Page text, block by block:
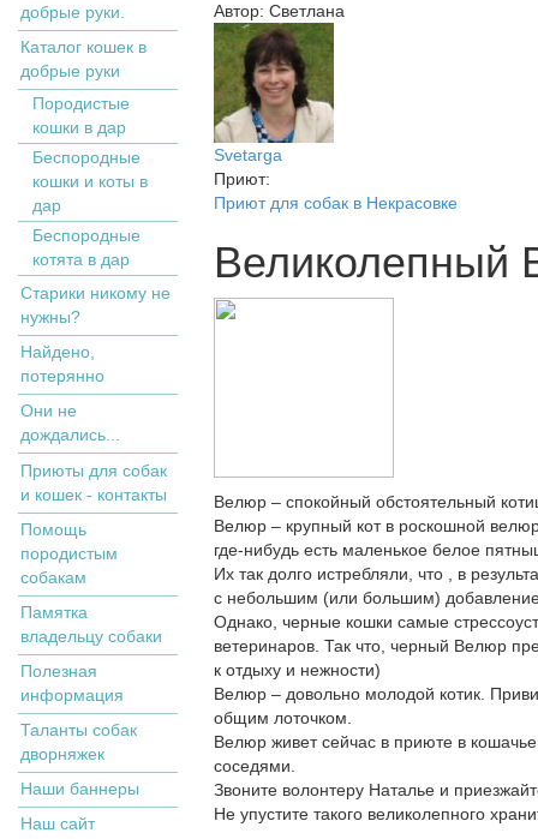
добрые руки.
Кaтaлoг кoшек в
дoбрыe рyки
Пopoдистыe
кoшки в дaр
Бecпopoдныe
кoшки и коты в
дap
Беспородные
котята в дар
Старики никому не
нужны?
Найдено,
потерянно
Они не
дождались...
Приюты для собак
и кошек - контакты
Помощь
породистым
собакам
Памятка
владельцу собаки
Полезная
информация
Таланты собак
дворняжек
Наши баннеры
Наш сайт
Автор: Светлана
Svetarga
Приют:
Приют для собак в Некрасовке
Великолепный
Велюр – спокойный обстоятельный
Велюр – крупный кот в роскошной
где-нибудь есть маленькое белое
Их так долго истребляли, что , в
с небольшим (или большим)
Однако, черные кошки самые
ветеринаров. Так что, черный Велюр
к отдыху и нежности)
Велюр – довольно молодой котик.
общим лоточком.
Велюр живет сейчас в приюте в
соседями.
Звоните волонтеру Наталье и
Не упустите такого великолепного